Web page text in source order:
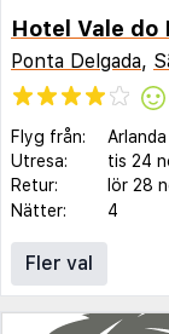
Hotel Vale do
Ponta Delgada,
Flyg från: Arlanda
Utresa:
tis 24
Retur:
lör 28
Nätter:
4
Fler val